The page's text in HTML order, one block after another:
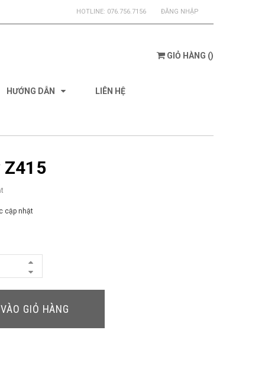
HOTLINE: 076.756.7156 ĐĂNG NHẬP
GIỎ HÀNG ()
HƯỚNG DẪN LIÊN HỆ
Z415
cập nhật
GIỎ HÀNG